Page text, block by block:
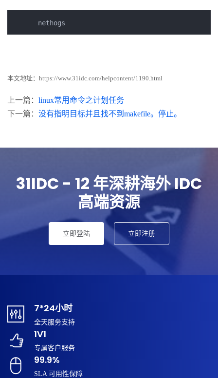
nethogs
本文地址： https://www.31idc.com/helpcontent/1190.html
上一篇： linux常用命令之计划任务
下一篇： 没有指明目标并且找不到makefile。停止。
31IDC - 12 年深耕海外 IDC
高端资源
立即登陆 立即注册
7*24小时
全天服务支持
1V1
专属客户服务
99.9%
SLA 可用性保障